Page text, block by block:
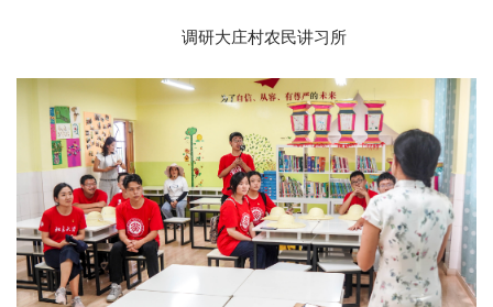
调研大庄村农民讲习所